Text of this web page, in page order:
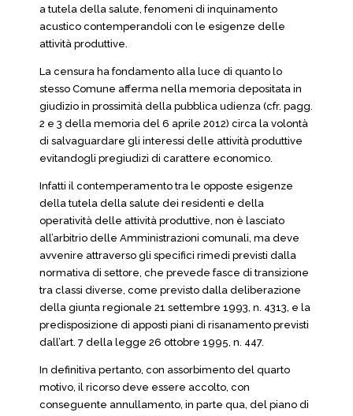
a tutela della salute, fenomeni di inquinamento
acustico contemperandoli con le esigenze delle
attività produttive.
La censura ha fondamento alla luce di quanto lo
stesso Comune afferma nella memoria depositata in
giudizio in prossimità della pubblica udienza (cfr. pagg.
2 e 3 della memoria del 6 aprile 2012) circa la volontà
di salvaguardare gli interessi delle attività produttive
evitandogli pregiudizi di carattere economico.
Infatti il contemperamento tra le opposte esigenze
della tutela della salute dei residenti e della
operatività delle attività produttive, non è lasciato
all’arbitrio delle Amministrazioni comunali, ma deve
avvenire attraverso gli specifici rimedi previsti dalla
normativa di settore, che prevede fasce di transizione
tra classi diverse, come previsto dalla deliberazione
della giunta regionale 21 settembre 1993, n. 4313, e la
predisposizione di apposti piani di risanamento previsti
dall’art. 7 della legge 26 ottobre 1995, n. 447.
In definitiva pertanto, con assorbimento del quarto
motivo, il ricorso deve essere accolto, con
conseguente annullamento, in parte qua, del piano di